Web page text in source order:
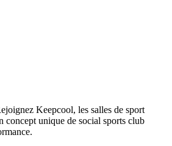
Keepcool, les salles de sport
concept unique de social sports club